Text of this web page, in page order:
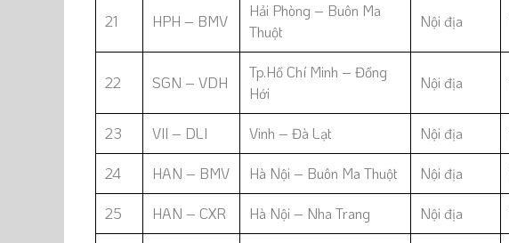
21 HPH – BMV
Hải Phòng – Buôn Ma
Thuột
Nội địa
22 SGN – VDH
Tp.Hồ Chí Minh – Đồng
Hới
Nội địa
23 VII – DLI Vinh – Đà Lạt Nội địa
24 HAN – BMV Hà Nội – Buôn Ma Thuột Nội địa
25 HAN – CXR Hà Nội – Nha Trang Nội địa